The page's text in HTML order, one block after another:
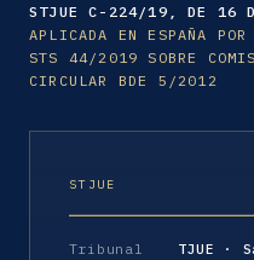
STJUE C-224/19, DE 16
APLICADA EN ESPAÑA
STS 44/2019 SOBRE
CIRCULAR BDE 5/2012
STJUE
Tribunal
TJUE ·